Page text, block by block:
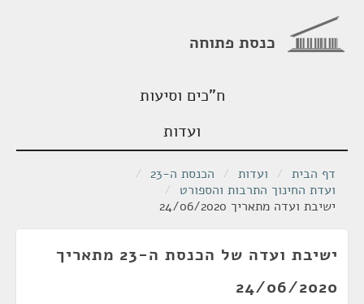
כנסת פתוחה
ח"כים וסיעות
ועדות
דף הבית / ועדות / הכנסת ה-23
/
ועדת החינוך התרבות והספורט /
ישיבת ועדה מתאריך 24/06/2020
ישיבת ועדה של הכנסת ה-23 מתאריך
24/06/2020